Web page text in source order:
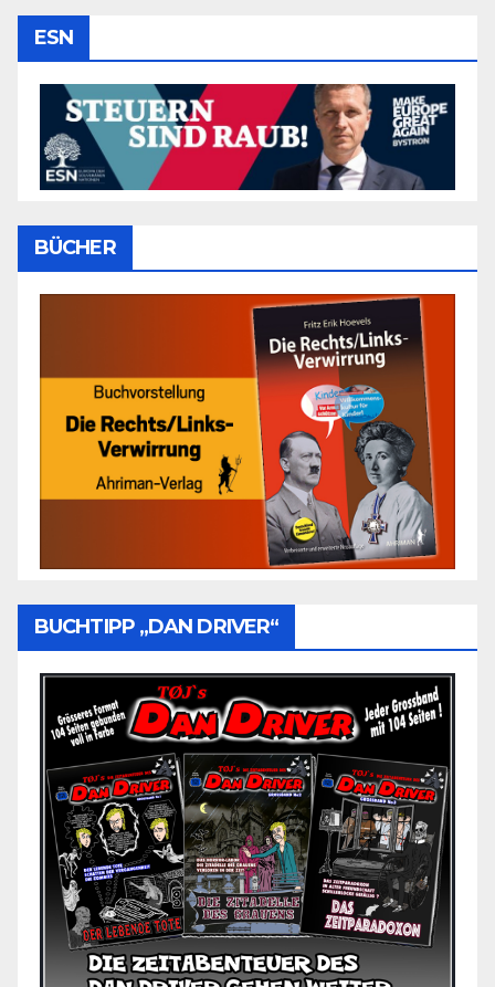
ESN
BÜCHER
BUCHTIPP „DAN DRIVER“